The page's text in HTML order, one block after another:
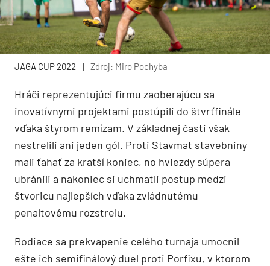
JAGA CUP 2022 Zdroj: Miro Pochyba
Hráči reprezentujúci firmu zaoberajúcu sa
inovatívnymi projektami postúpili do štvrťfinále
vďaka štyrom remízam. V základnej časti však
nestrelili ani jeden gól. Proti Stavmat stavebniny
mali ťahať za kratší koniec, no hviezdy súpera
ubránili a nakoniec si uchmatli postup medzi
štvoricu najlepších vďaka zvládnutému
penaltovému rozstrelu.
Rodiace sa prekvapenie celého turnaja umocnil
ešte ich semifinálový duel proti Porfixu, v ktorom